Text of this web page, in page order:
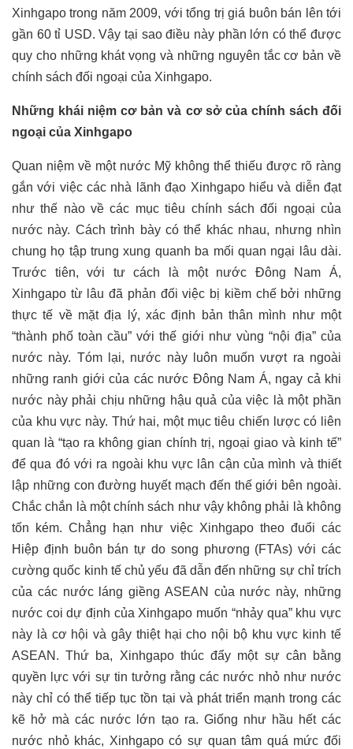
Xinhgapo trong năm 2009, với tổng trị giá buôn bán lên tới
gần 60 tỉ USD. Vậy tại sao điều này phần lớn có thể được
quy cho những khát vọng và những nguyên tắc cơ bản về
chính sách đối ngoại của Xinhgapo.
Những khái niệm cơ bản và cơ sở của chính sách đối
ngoại của Xinhgapo
Quan niệm về một nước Mỹ không thể thiếu được rõ ràng
gắn với việc các nhà lãnh đạo Xinhgapo hiểu và diễn đạt
như thế nào về các mục tiêu chính sách đối ngoại của
nước này. Cách trình bày có thể khác nhau, nhưng nhìn
chung họ tập trung xung quanh ba mối quan ngại lâu dài.
Trước tiên, với tư cách là một nước Đông Nam Á,
Xinhgapo từ lâu đã phản đối việc bị kiềm chế bởi những
thực tế về mặt địa lý, xác định bản thân mình như một
“thành phố toàn cầu” với thế giới như vùng “nội địa” của
nước này. Tóm lại, nước này luôn muốn vượt ra ngoài
những ranh giới của các nước Đông Nam Á, ngay cả khi
nước này phải chịu những hậu quả của việc là một phần
của khu vực này. Thứ hai, một mục tiêu chiến lược có liên
quan là “tạo ra không gian chính trị, ngoại giao và kinh tế”
để qua đó với ra ngoài khu vực lân cận của mình và thiết
lập những con đường huyết mạch đến thế giới bên ngoài.
Chắc chắn là một chính sách như vậy không phải là không
tốn kém. Chẳng hạn như việc Xinhgapo theo đuổi các
Hiệp định buôn bán tự do song phương (FTAs) với các
cường quốc kinh tế chủ yếu đã dẫn đến những sự chỉ trích
của các nước láng giềng ASEAN của nước này, những
nước coi dự định của Xinhgapo muốn “nhảy qua” khu vực
này là cơ hội và gây thiệt hại cho nội bộ khu vực kinh tế
ASEAN. Thứ ba, Xinhgapo thúc đẩy một sự cân bằng
quyền lực với sự tin tưởng rằng các nước nhỏ như nước
này chỉ có thể tiếp tục tồn tại và phát triển mạnh trong các
kẽ hở mà các nước lớn tạo ra. Giống như hầu hết các
nước nhỏ khác, Xinhgapo có sự quan tâm quá mức đối